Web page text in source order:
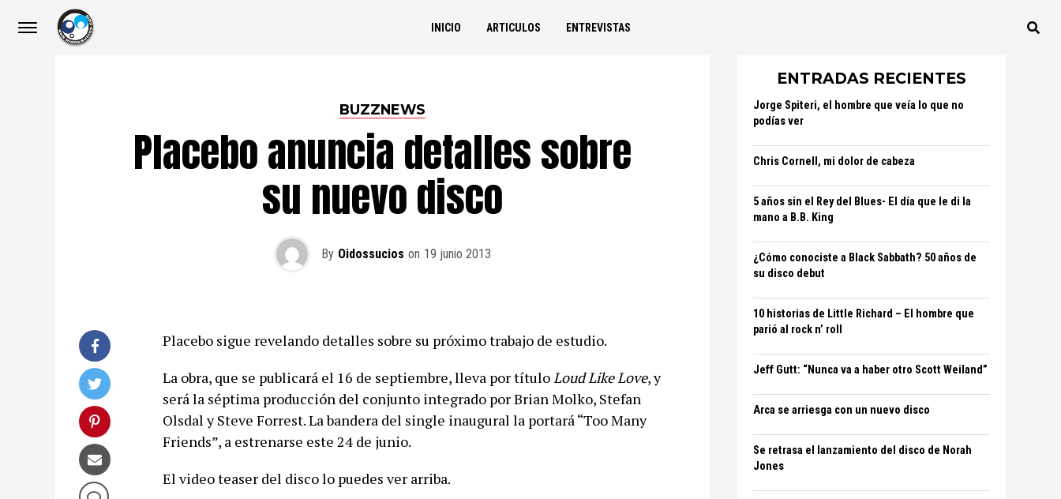
INICIO ARTICULOS ENTREVISTAS
BUZZNEWS
Placebo anuncia detalles sobre
su nuevo disco
By Oidossucios on 19 junio 2013
Placebo sigue revelando detalles sobre su próximo trabajo de estudio.
La obra, que se publicará el 16 de septiembre, lleva por títuloLoud Like Love, y
será la séptima producción del conjunto integrado por Brian Molko, Stefan
Olsdal y Steve Forrest. La bandera del single inaugural la portará “Too Many
Friends”, a estrenarse este 24 de junio.
El video teaser del disco lo puedes ver arriba.
ENTRADAS RECIENTES
Jorge Spiteri, el hombre que veía lo que no
podías ver
Chris Cornell, mi dolor de cabeza
5 años sin el Rey del Blues- El día que le di la
mano a B.B. King
¿Cómo conociste a Black Sabbath? 50 años de
su disco debut
10 historias de Little Richard – El hombre que
parió al rock n’ roll
Jeff Gutt: “Nunca va a haber otro Scott Weiland”
Arca se arriesga con un nuevo disco
Se retrasa el lanzamiento del disco de Norah
Jones